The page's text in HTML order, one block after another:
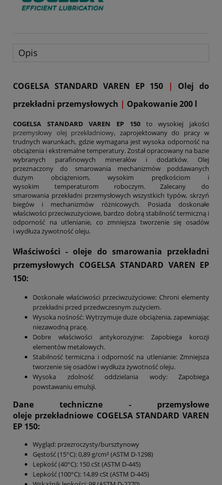
Opis
COGELSA STANDARD VAREN EP 150 |
Olej do
przekładni przemysłowych | Opakowanie 200 l
COGELSA STANDARD VAREN EP 150 to wysokiej jakości
przemysłowy olej przekładniowy, zaprojektowany do pracy w
trudnych warunkach, gdzie wymagana jest wysoka odporność na
obciążenia i ekstremalne temperatury. Został opracowany na bazie
wybranych parafinowych minerałów i dodatków. Olej
przeznaczony do smarowania mechanizmów poddawanych
dużym obciążeniom, wysokim prędkościom i
wysokim temperaturom roboczym. Zalecany do
smarowania przekładni przemysłowych wszystkich typów, skrzyń
biegów i mechanizmów różnicowych. Posiada doskonałe
właściwości przeciwzużyciowe, bardzo dobrą stabilność termiczną i
odporność na utlenianie, co zmniejsza tworzenie się osadów
i wydłuża żywotność oleju.
Właściwości - oleje do smarowania przekładni
przemysłowych COGELSA STANDARD VAREN EP
150:
Doskonałe właściwości przeciwzużyciowe: Chroni elementy
przekładni przed przedwczesnym zużyciem.
Wysoka nośność: Wytrzymuje duże obciążenia, zapewniając
niezawodną pracę.
Dobre właściwości antykorozyjne: Zapobiega korozji
elementów metalowych.
Stabilność termiczna i odporność na utlenianie: Zmniejsza
tworzenie się osadów i wydłuża żywotność oleju.
Wysoka zdolność oddzielania wody: Zapobiega
powstawaniu emulsji.
Dane techniczne - przemysłowe
oleje przekładniowe COGELSA STANDARD VAREN
EP 150:
Wygląd: przezroczysty/bursztynowy
Gęstość (15°C): 0,89 g/cm³ (ASTM D-1298)
Lepkość (40°C): 150 cSt (ASTM D-445)
Lepkość (100°C): 14,89 cSt (ASTM D-445)